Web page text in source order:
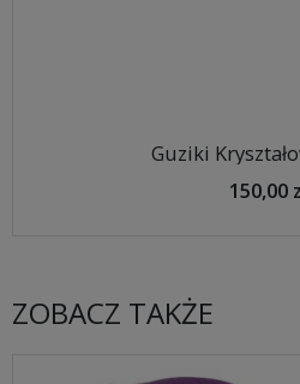
Guziki
150,00
ZOBACZ TAKŻE